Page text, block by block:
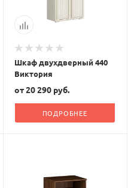
Шкаф двухдверный 440
Виктория
от20 290 руб.
ПОДРОБНЕЕ